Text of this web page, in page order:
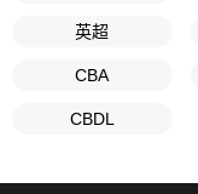
英超
CBA
CBDL